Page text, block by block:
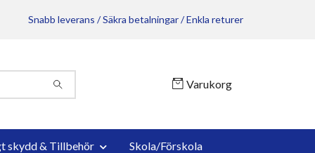
Snabb leverans / Säkra betalningar / Enkla returer
Varukorg
skydd & Tillbehör
Skola/Förskola